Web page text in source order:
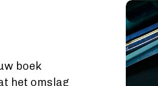
boek
het omslag
Image